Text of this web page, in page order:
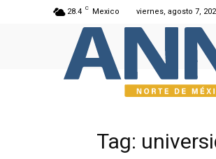
28.4 C Mexico viernes, agosto 7,
Tag: